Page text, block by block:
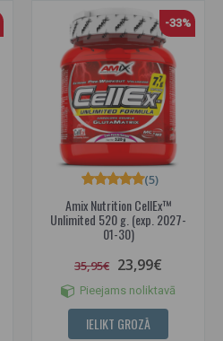
-33%
Amix Nutrition CellEx™
Unlimited 520 g. (exp. 2027-
01-30)
(5)
35,95€ 23,99€
Pieejams noliktavā
IELIKT GROZĀ